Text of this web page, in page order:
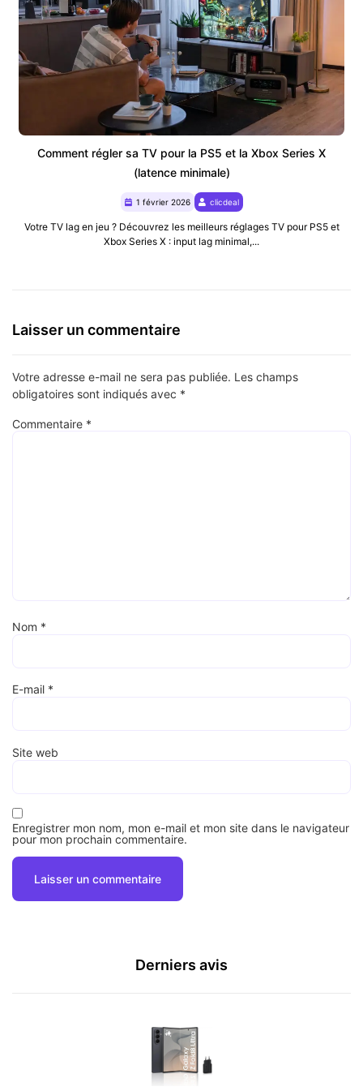
Comment régler sa TV pour la PS5 et la Xbox Series X
(latence minimale)
1 février 2026 clicdeal
Votre TV lag en jeu ? Découvrez les meilleurs réglages TV pour PS5 et
Xbox Series X : input lag minimal,...
Laisser un commentaire
Votre adresse e-mail ne sera pas publiée. Les champs
obligatoires sont indiqués avec *
Commentaire *
Nom *
E-mail *
Site web
Enregistrer mon nom, mon e-mail et mon site dans le navigateur
pour mon prochain commentaire.
Derniers avis